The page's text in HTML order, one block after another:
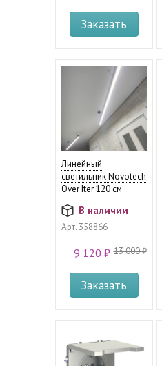
Заказать
Линейный
светильник Novotech
Over Iter 120 см
В наличии
Арт.358866
13 000 ₽
9 120 ₽
Заказать